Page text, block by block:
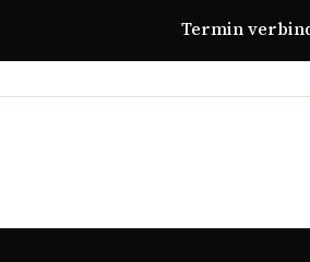
Termin